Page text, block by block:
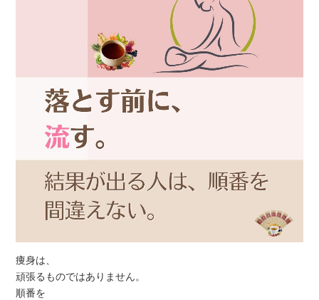
痩身は、
頑張るものではありません。
順番を